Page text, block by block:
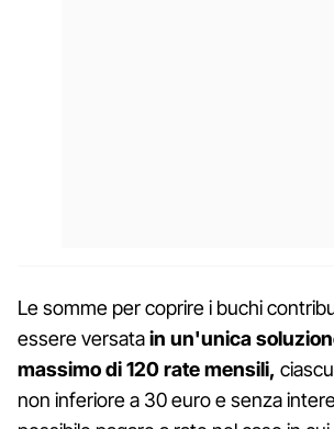
Le somme per coprire i buchi
essere versatain un'unica
massimo di 120 rate mensili,
non inferiore a 30 euro e senza